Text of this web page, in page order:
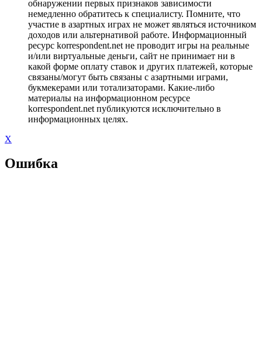
обнаружении первых признаков зависимости
немедленно обратитесь к специалисту. Помните, что
участие в азартных играх не может являться источником
доходов или альтернативой работе. Информационный
ресурс korrespondent.net не проводит игры на реальные
и/или виртуальные деньги, сайт не принимает ни в
какой форме оплату ставок и других платежей, которые
связаны/могут быть связаны с азартными играми,
букмекерами или тотализаторами. Какие-либо
материалы на информационном ресурсе
korrespondent.net публикуются исключительно в
информационных целях.
X
Ошибка